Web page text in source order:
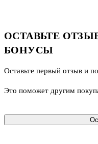
ОСТАВЬТЕ
БОНУСЫ
Оставьте первый отзыв и
Это поможет другим